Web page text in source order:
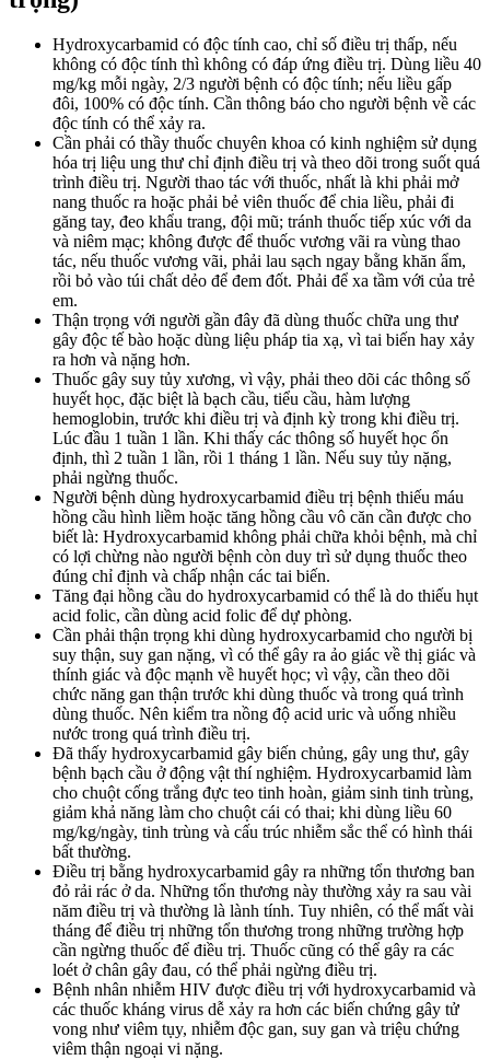
Hydroxycarbamid có độc tính cao, chỉ số điều trị thấp, nếu
không có độc tính thì không có đáp ứng điều trị. Dùng liều 40
mg/kg mỗi ngày, 2/3 người bệnh có độc tính; nếu liều gấp
đôi, 100% có độc tính. Cần thông báo cho người bệnh về các
độc tính có thể xảy ra.
Cần phải có thầy thuốc chuyên khoa có kinh nghiệm sử dụng
hóa trị liệu ung thư chỉ định điều trị và theo dõi trong suốt quá
trình điều trị. Người thao tác với thuốc, nhất là khi phải mở
nang thuốc ra hoặc phải bẻ viên thuốc để chia liều, phải đi
găng tay, đeo khẩu trang, đội mũ; tránh thuốc tiếp xúc với da
và niêm mạc; không được để thuốc vương vãi ra vùng thao
tác, nếu thuốc vương vãi, phải lau sạch ngay bằng khăn ẩm,
rồi bỏ vào túi chất dẻo để đem đốt. Phải để xa tầm với của trẻ
em.
Thận trọng với người gần đây đã dùng thuốc chữa ung thư
gây độc tế bào hoặc dùng liệu pháp tia xạ, vì tai biến hay xảy
ra hơn và nặng hơn.
Thuốc gây suy tủy xương, vì vậy, phải theo dõi các thông số
huyết học, đặc biệt là bạch cầu, tiểu cầu, hàm lượng
hemoglobin, trước khi điều trị và định kỳ trong khi điều trị.
Lúc đầu 1 tuần 1 lần. Khi thấy các thông số huyết học ổn
định, thì 2 tuần 1 lần, rồi 1 tháng 1 lần. Nếu suy tủy nặng,
phải ngừng thuốc.
Người bệnh dùng hydroxycarbamid điều trị bệnh thiếu máu
hồng cầu hình liềm hoặc tăng hồng cầu vô căn cần được cho
biết là: Hydroxycarbamid không phải chữa khỏi bệnh, mà chỉ
có lợi chừng nào người bệnh còn duy trì sử dụng thuốc theo
đúng chỉ định và chấp nhận các tai biến.
Tăng đại hồng cầu do hydroxycarbamid có thể là do thiếu hụt
acid folic, cần dùng acid folic để dự phòng.
Cần phải thận trọng khi dùng hydroxycarbamid cho người bị
suy thận, suy gan nặng, vì có thể gây ra ảo giác về thị giác và
thính giác và độc mạnh về huyết học; vì vậy, cần theo dõi
chức năng gan thận trước khi dùng thuốc và trong quá trình
dùng thuốc. Nên kiểm tra nồng độ acid uric và uống nhiều
nước trong quá trình điều trị.
Đã thấy hydroxycarbamid gây biến chủng, gây ung thư, gây
bệnh bạch cầu ở động vật thí nghiệm. Hydroxycarbamid làm
cho chuột cống trắng đực teo tinh hoàn, giảm sinh tinh trùng,
giảm khả năng làm cho chuột cái có thai; khi dùng liều 60
mg/kg/ngày, tinh trùng và cấu trúc nhiễm sắc thể có hình thái
bất thường.
Điều trị bằng hydroxycarbamid gây ra những tổn thương ban
đỏ rải rác ở da. Những tổn thương này thường xảy ra sau vài
năm điều trị và thường là lành tính. Tuy nhiên, có thể mất vài
tháng để điều trị những tổn thương trong những trường hợp
cần ngừng thuốc để điều trị. Thuốc cũng có thể gây ra các
loét ở chân gây đau, có thể phải ngừng điều trị.
Bệnh nhân nhiễm HIV được điều trị với hydroxycarbamid và
các thuốc kháng virus dễ xảy ra hơn các biến chứng gây tử
vong như viêm tụy, nhiễm độc gan, suy gan và triệu chứng
viêm thận ngoại vi nặng.